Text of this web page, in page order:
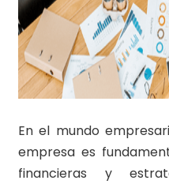
En el mundo
empresa es
financieras y